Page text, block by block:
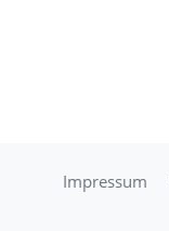
Impressum